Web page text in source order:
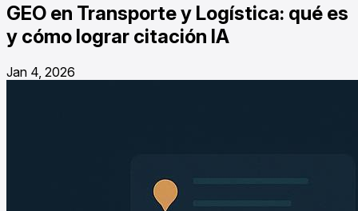
GEO en Transporte y Logística: qué es
y cómo lograr citación IA
Jan 4, 2026